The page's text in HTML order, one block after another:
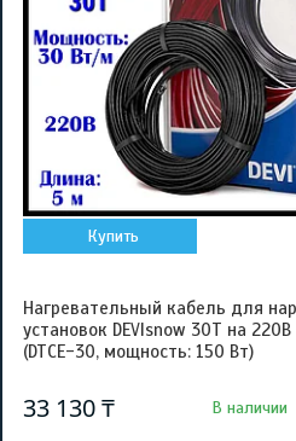
Купить
Нагревательный кабель для
установок DEVIsnow 30T на
(DTCE-30, мощность: 150 Вт)
33 130 ₸ В наличии